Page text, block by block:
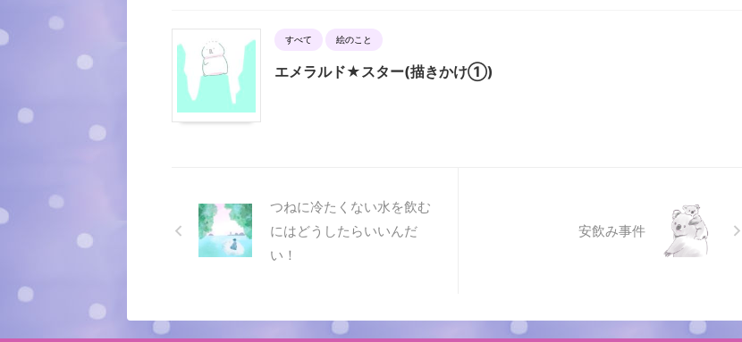
すべて 絵のこと
エメラルド★スター(描きかけ①)
つねに冷たくない水を飲む
にはどうしたらいいんだ
い！
安飲み事件